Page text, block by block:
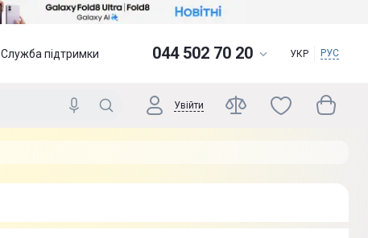
Служба підтримки 044 502 70 20 УКР РУС
Увійти